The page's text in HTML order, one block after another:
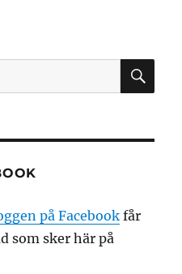
på Facebookfår
som sker här på